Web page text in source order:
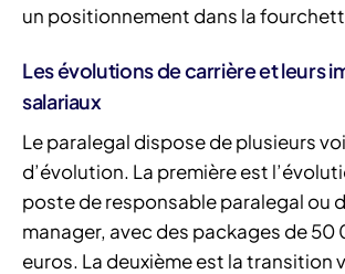
un positionnement dans la
Les évolutions de carrière et leurs
salariaux
Le paralegal dispose de plusieurs
d’évolution. La première est
poste de responsable paralegal ou
manager, avec des packages de
euros. La deuxième est la transition